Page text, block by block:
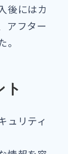
後にはカ
アフター
ト
ュリティ